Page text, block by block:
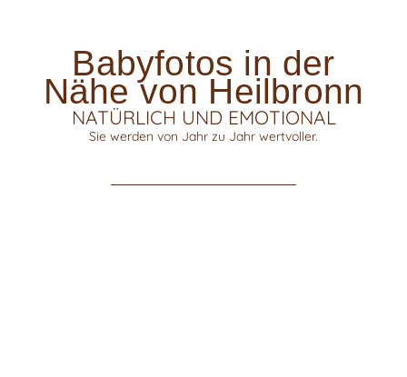
Babyfotos in der
Nähe von Heilbronn
NATÜRLICH UND EMOTIONAL
Sie werden von Jahr zu Jahr wertvoller.